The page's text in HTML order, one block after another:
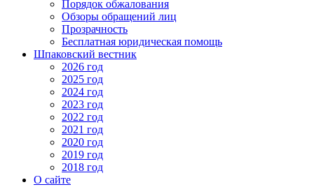
Порядок обжалования
Обзоры обращений лиц
Прозрачность
Бесплатная юридическая помощь
Шпаковский вестник
2026 год
2025 год
2024 год
2023 год
2022 год
2021 год
2020 год
2019 год
2018 год
О сайте